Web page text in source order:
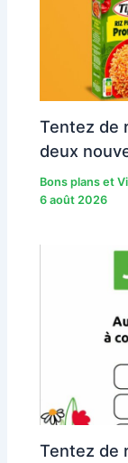
Tentez de
deux
Bons plans et
6 août 2026
Tentez de